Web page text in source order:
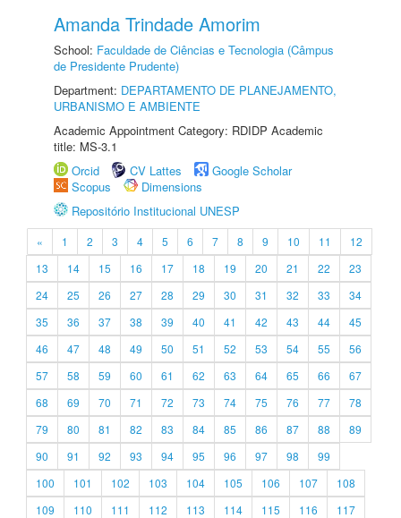
Amanda Trindade Amorim
School: Faculdade de Ciências e Tecnologia (Câmpus
de Presidente Prudente)
Department: DEPARTAMENTO DE PLANEJAMENTO,
URBANISMO E AMBIENTE
Academic Appointment Category: RDIDP Academic
title: MS-3.1
Orcid
CV Lattes
Google Scholar
Scopus
Dimensions
Repositório Institucional UNESP
« 1 2 3 4 5 6 7 8 9 10 11
12
13
14 15 16 17 18 19 20 21 22
23
24
25 26 27 28 29 30 31 32 33
34
35
36 37 38 39 40 41 42 43 44
45
46
47 48 49 50 51 52 53 54 55
56
57
58 59 60 61 62 63 64 65 66
67
68
69 70 71 72 73 74 75 76 77
78
79
80 81 82 83 84 85 86 87 88
89
90
91 92 93 94 95 96 97 98
99
100
101 102 103 104 105 106 107
108
109
110 111 112 113 114 115 116
117